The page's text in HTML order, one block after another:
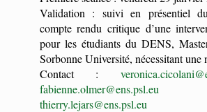
Validation : suivi en présentiel
compte rendu critique d’une
pour les étudiants du DENS,
Sorbonne Université, nécessitant une
Contact :
fabienne.olmer@ens.psl.eu
thierry.lejars@ens.psl.eu